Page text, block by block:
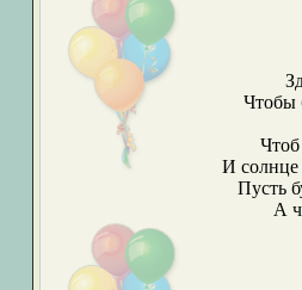
Чтобы
И солнце
Пусть
А